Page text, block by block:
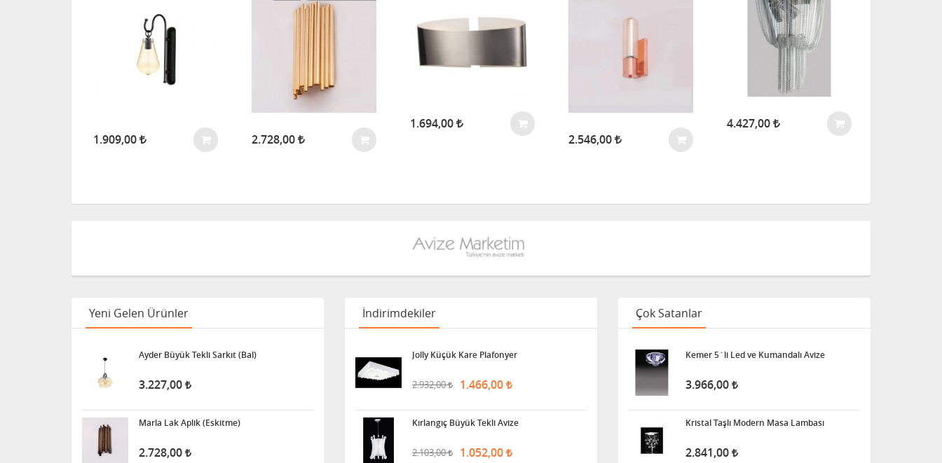
1.909,00 2.728,00
1.694,00
2.546,00
4.427,00
Yeni Gelen Ürünler
Ayder Büyük Tekli Sarkıt (Bal)
3.227,00
Marla Lak Aplik (Eskitme)
2.728,00
İndirimdekiler
Jolly Küçük Kare Plafonyer
2.932,00 1.466,00
Kırlangıç Büyük Tekli Avize
2.103,00 1.052,00
Çok Satanlar
Kemer 5´li Led ve Kumandalı Avize
3.966,00
Kristal Taşlı Modern Masa Lambası
2.841,00